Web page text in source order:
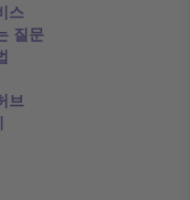
스
질문
브